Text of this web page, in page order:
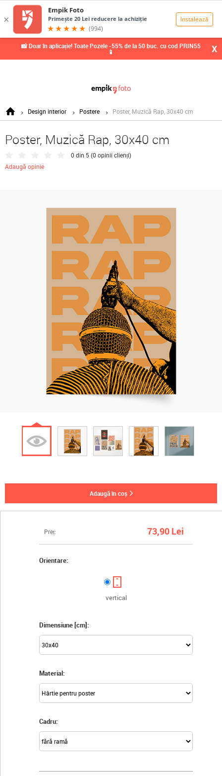
📸 Doar în aplicație! Toate Pozele -55% de la 50 buc. cu cod PRIN55
📱 X
Design interior Postere Poster, Muzică Rap, 30x40 cm
Poster, Muzică Rap, 30x40 cm
0 din 5 (0 opinii clienți)
Adaugă opinie
Preț: 73,90 Lei
Orientare:
vertical
Dimensiune [cm]:
Material:
Cadru:
adaugă în coș